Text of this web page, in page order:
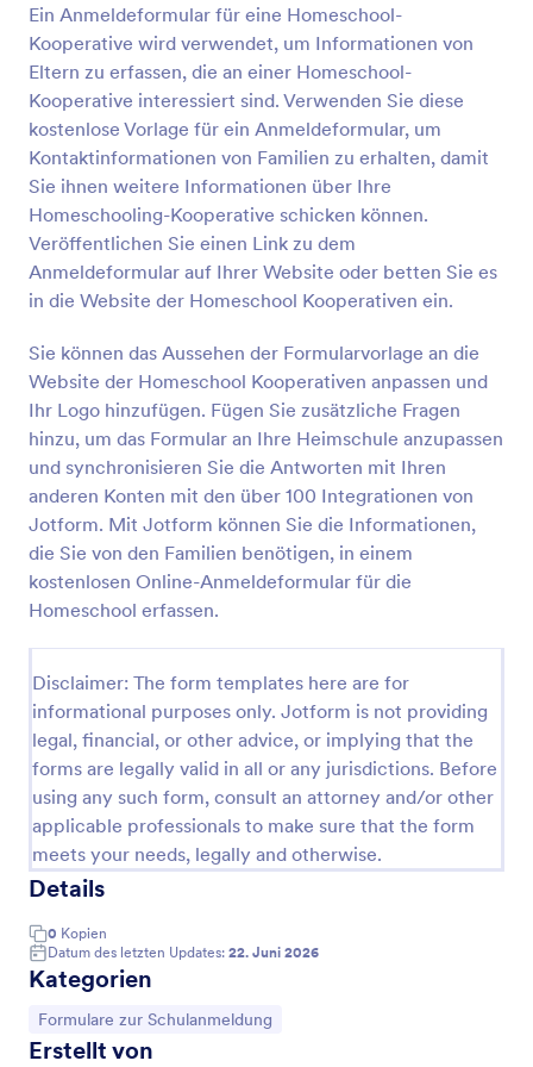
Ein Anmeldeformular für eine Homeschool-
Kooperative wird verwendet, um Informationen von
Eltern zu erfassen, die an einer Homeschool-
Kooperative interessiert sind. Verwenden Sie diese
kostenlose Vorlage für ein Anmeldeformular, um
Kontaktinformationen von Familien zu erhalten, damit
Sie ihnen weitere Informationen über Ihre
Homeschooling-Kooperative schicken können.
Veröffentlichen Sie einen Link zu dem
Anmeldeformular auf Ihrer Website oder betten Sie es
in die Website der Homeschool Kooperativen ein.
Sie können das Aussehen der Formularvorlage an die
Website der Homeschool Kooperativen anpassen und
Ihr Logo hinzufügen. Fügen Sie zusätzliche Fragen
hinzu, um das Formular an Ihre Heimschule anzupassen
und synchronisieren Sie die Antworten mit Ihren
anderen Konten mit den über 100 Integrationen von
Jotform. Mit Jotform können Sie die Informationen,
die Sie von den Familien benötigen, in einem
kostenlosen Online-Anmeldeformular für die
Homeschool erfassen.
Disclaimer: The form templates here are for
informational purposes only. Jotform is not providing
legal, financial, or other advice, or implying that the
forms are legally valid in all or any jurisdictions. Before
using any such form, consult an attorney and/or other
applicable professionals to make sure that the form
meets your needs, legally and otherwise.
Details
0 Kopien
Datum des letzten Updates: 22. Juni 2026
Kategorien
Zur Kategorie:
Formulare zur Schulanmeldung
Erstellt von
Beantwortung des Formulars kann auch einen
Folgefragebogen und ein persönliches Gespräch
auslösen.Möchten Sie dieses Kontaktformular für die
Vorschulzulassung an Ihre Bedürfnisse anpassen?
Fügen Sie einfach Ihr Logo hinzu, ändern Sie das
Farbschema oder fügen Sie ein Hintergrundbild
hinzu, das zu Ihrer Marke passt. Vergessen Sie nicht,
die Fragen zu variieren, um die benötigten
Informationen zu erfassen und integrieren Sie Ihr
Formular in über 100 beliebte Plattformen, darunter
Google Drive und Dropbox. Beschleunigen Sie den
Anmeldungsprozess mit den
Programmierkenntnissen von Jotform. Es wird keine
Vorschau
Heutzutage ist es gang und gäbe, dass jede
Schluss mit der alten Papierbewerbung und
verwenden Sie diese Vorlage für eine
Hochschulbewerbung. Das Muster-
Bewerbungsformular für eine Universität enthält
Angaben zur Person, zum Bildungshintergrund, zum
SAT und zu den Aktivitäten. Das Formular hat eine
schöne Struktur und ist vollständig responsiv.
Erfassen Sie alle notwendigen Informationen mit
diesem Bewerbungsformular für die Universität und
automatisieren Sie Ihre Anmeldeprozesse.Sie
können es mit einer Vielzahl von Jotform-Tools und
hinzufügen/entfernen, die Farben, Schriftarten und
den Hintergrund ändern. Sie können es entweder in
Ihre Universitätswebsite einbetten oder als
eigenständiges Formular verwenden. Jede
Studentenbewerbung wird automatisch in Ihrem
Posteingang landen.
Go to Category:
Formulare zur Schulanmeldung
Vorlage verwenden
Vorschau